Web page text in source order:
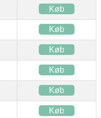
Køb
Køb
Køb
Køb
Køb
Køb